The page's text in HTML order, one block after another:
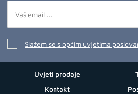
Slažem se s općim uvjetima
Uvjeti prodaje
Kontakt